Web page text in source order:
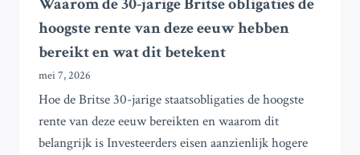
Waarom de 30-jarige Britse obligaties de
hoogste rente van deze eeuw hebben
bereikt en wat dit betekent
mei 7, 2026
Hoe de Britse 30-jarige staatsobligaties de hoogste
rente van deze eeuw bereikten en waarom dit
belangrijk is Investeerders eisen aanzienlijk hogere